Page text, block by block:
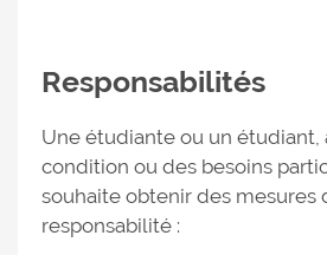
Responsabilités
Une étudiante ou un étudiant,
condition ou des besoins
souhaite obtenir des mesures
responsabilité :